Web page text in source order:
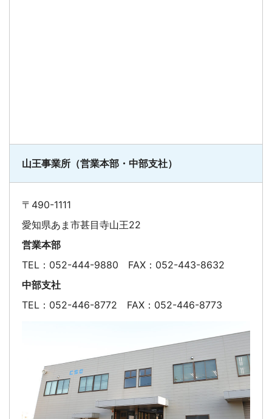
山王事業所（営業本部・中部支社）
〒490-1111
愛知県あま市甚目寺山王22
営業本部
TEL：052-444-9880 FAX：052-443-8632
中部支社
TEL：052-446-8772 FAX：052-446-8773